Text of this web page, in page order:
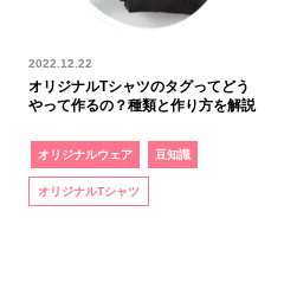
2022.12.22
オリジナルTシャツのタグってどう
やって作るの？種類と作り方を解説
オリジナルウェア 豆知識
オリジナルTシャツ